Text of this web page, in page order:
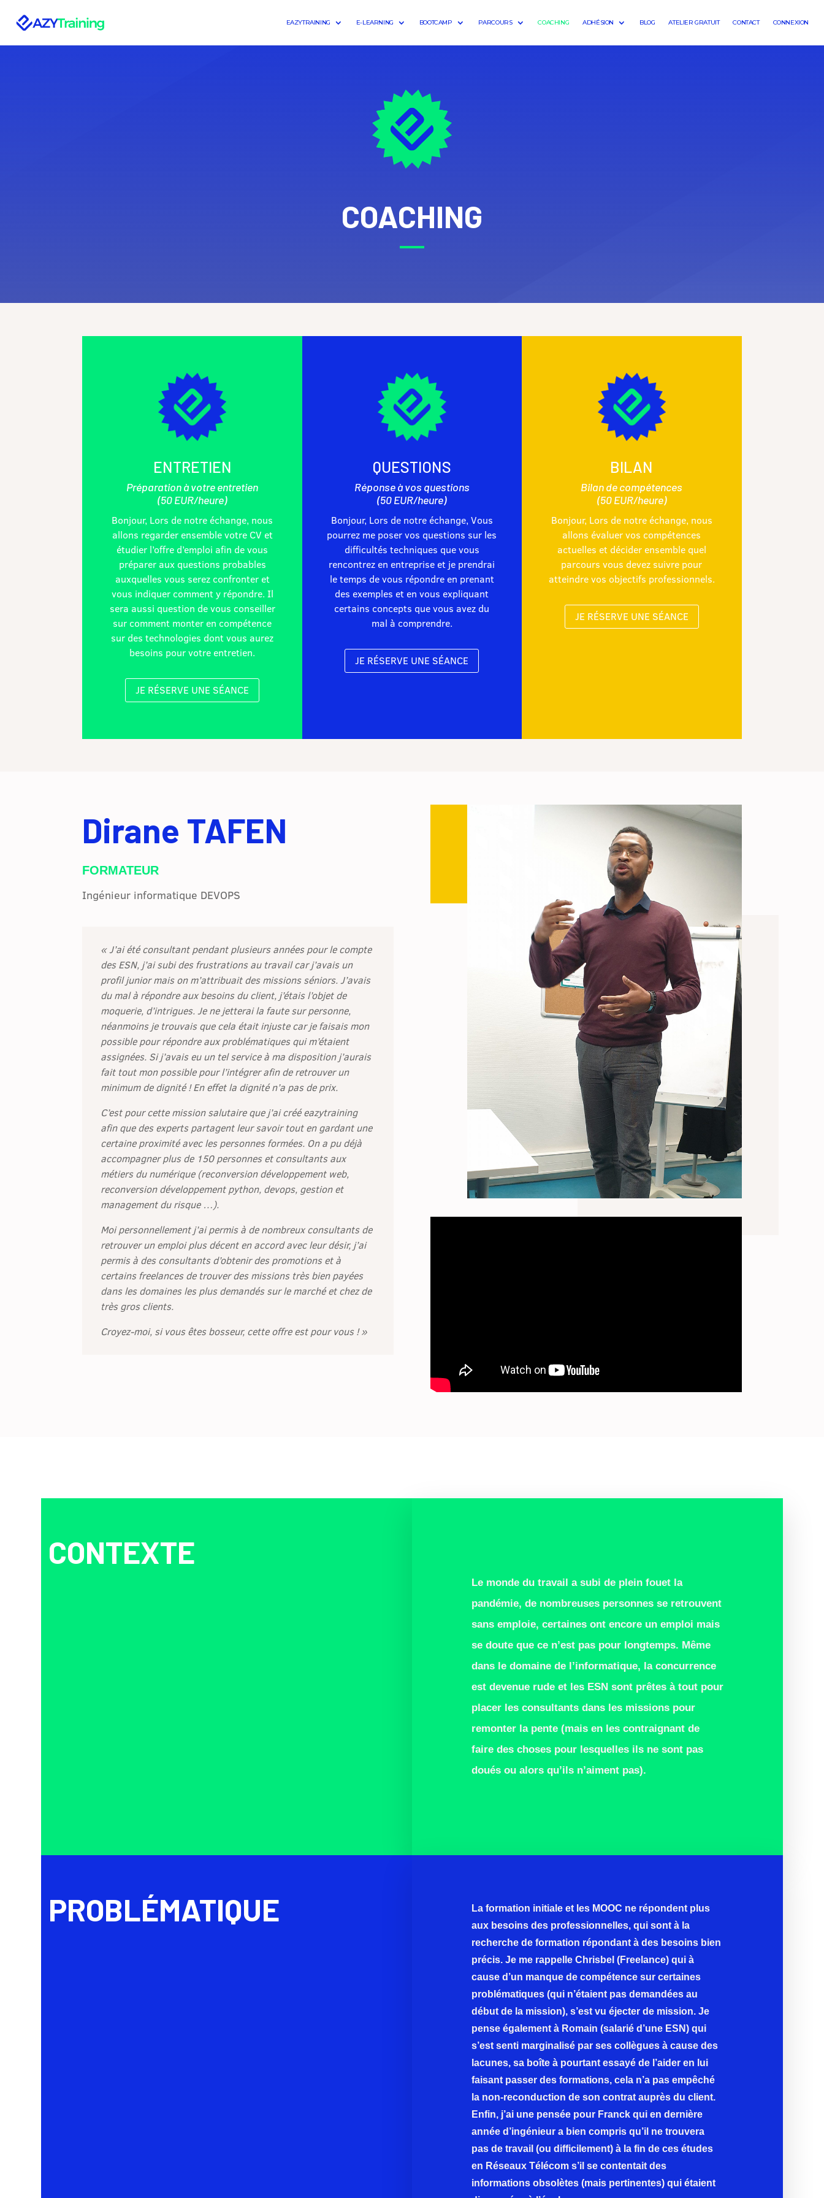
EAZYTRAINING E-LEARNING BOOTCAMP PARCOURS COACHING ADHÉSION BLOG ATELIER GRATUIT CONTACT CONNEXION
COACHING
ENTRETIEN
Préparation à votre entretien
(50 EUR/heure)
Bonjour, Lors de notre échange, nous
allons regarder ensemble votre CV et
étudier l’offre d’emploi afin de vous
préparer aux questions probables
auxquelles vous serez confronter et
vous indiquer comment y répondre. Il
sera aussi question de vous conseiller
sur comment monter en compétence
sur des technologies dont vous aurez
besoins pour votre entretien.
JE RÉSERVE UNE SÉANCE
QUESTIONS
Réponse à vos questions
(50 EUR/heure)
Bonjour, Lors de notre échange, Vous
pourrez me poser vos questions sur les
difficultés techniques que vous
rencontrez en entreprise et je prendrai
le temps de vous répondre en prenant
des exemples et en vous expliquant
certains concepts que vous avez du
mal à comprendre.
JE RÉSERVE UNE SÉANCE
BILAN
Bilan de compétences
(50 EUR/heure)
Bonjour, Lors de notre échange, nous
allons évaluer vos compétences
actuelles et décider ensemble quel
parcours vous devez suivre pour
atteindre vos objectifs professionnels.
JE RÉSERVE UNE SÉANCE
Dirane TAFEN
FORMATEUR
Ingénieur informatique DEVOPS
« J’ai été consultant pendant plusieurs années pour le compte
des ESN, j’ai subi des frustrations au travail car j’avais un
profil junior mais on m’attribuait des missions séniors. J’avais
du mal à répondre aux besoins du client, j’étais l’objet de
moquerie, d’intrigues. Je ne jetterai la faute sur personne,
néanmoins je trouvais que cela était injuste car je faisais mon
possible pour répondre aux problématiques qui m’étaient
assignées. Si j’avais eu un tel service à ma disposition j’aurais
fait tout mon possible pour l’intégrer afin de retrouver un
minimum de dignité ! En effet la dignité n’a pas de prix.
C’est pour cette mission salutaire que j’ai créé eazytraining
afin que des experts partagent leur savoir tout en gardant une
certaine proximité avec les personnes formées. On a pu déjà
accompagner plus de 150 personnes et consultants aux
métiers du numérique (reconversion développement web,
reconversion développement python, devops, gestion et
management du risque …).
Moi personnellement j’ai permis à de nombreux consultants de
retrouver un emploi plus décent en accord avec leur désir, j’ai
permis à des consultants d’obtenir des promotions et à
certains freelances de trouver des missions très bien payées
dans les domaines les plus demandés sur le marché et chez de
très gros clients.
Croyez-moi, si vous êtes bosseur, cette offre est pour vous ! »
CONTEXTE
Le monde du travail a subi de plein fouet la
pandémie, de nombreuses personnes se retrouvent
sans emploie, certaines ont encore un emploi mais
se doute que ce n’est pas pour longtemps. Même
dans le domaine de l’informatique, la concurrence
est devenue rude et les ESN sont prêtes à tout pour
placer les consultants dans les missions pour
remonter la pente (mais en les contraignant de
faire des choses pour lesquelles ils ne sont pas
doués ou alors qu’ils n’aiment pas).
PROBLÉMATIQUE
La formation initiale et les MOOC ne répondent plus
aux besoins des professionnelles, qui sont à la
recherche de formation répondant à des besoins bien
précis. Je me rappelle Chrisbel (Freelance) qui à
cause d’un manque de compétence sur certaines
problématiques (qui n’étaient pas demandées au
début de la mission), s’est vu éjecter de mission. Je
pense également à Romain (salarié d’une ESN) qui
s’est senti marginalisé par ses collègues à cause des
lacunes, sa boîte à pourtant essayé de l’aider en lui
faisant passer des formations, cela n’a pas empêché
la non-reconduction de son contrat auprès du client.
Enfin, j’ai une pensée pour Franck qui en dernière
année d’ingénieur a bien compris qu’il ne trouvera
pas de travail (ou difficilement) à la fin de ces études
en Réseaux Télécom s’il se contentait des
informations obsolètes (mais pertinentes) qui étaient